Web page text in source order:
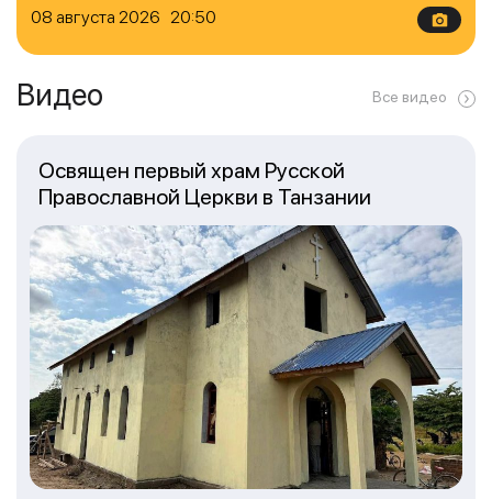
08 августа 2026 20:50
Видео Все видео
Освящен первый храм Русской
Православной Церкви в Танзании